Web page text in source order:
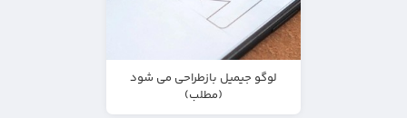
لوگو جیمیل بازطراحی می شود
(مطلب)